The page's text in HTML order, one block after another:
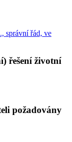
správní řád, ve
řešení životní
požadovány